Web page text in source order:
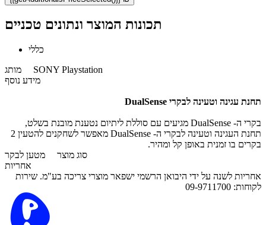
תכונות המוצר ונתונים טכניים
כללי
מותג SONY Playstation
מידע נוסף
תחנת עגינה וטעינה לבקרי DualSense
בקרי ה- DualSense מגיעים עם סוללת ליתיום נטענת מובנת בשלט,
תחנת העגינה וטעינה לבקרי ה- DualSense מאפשר לשחקנים להטעין 2
בקרים בו זמנית באופן קל ומהיר.
סוג מוצר מטען לבקר
אחריות
אחריות לשנה על ידי היבואן הרשמי ישפאר מוצרי צריכה בע"מ. שירות
לקוחות: 09-9711700